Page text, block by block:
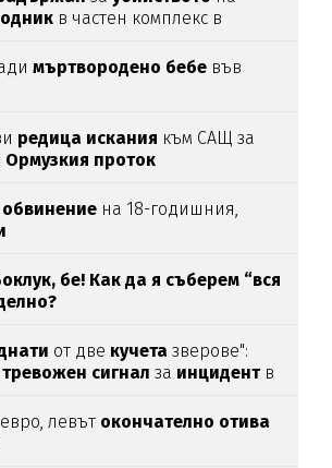
в частен комплекс в
мъртвородено бебе във
редица искания към САЩ за
Ормузкия проток
обвинение на 18-годишния,
бе! Как да я съберем “вся
от две кучета зверове":
тревожен сигнал за инцидентв
левът окончателно отива